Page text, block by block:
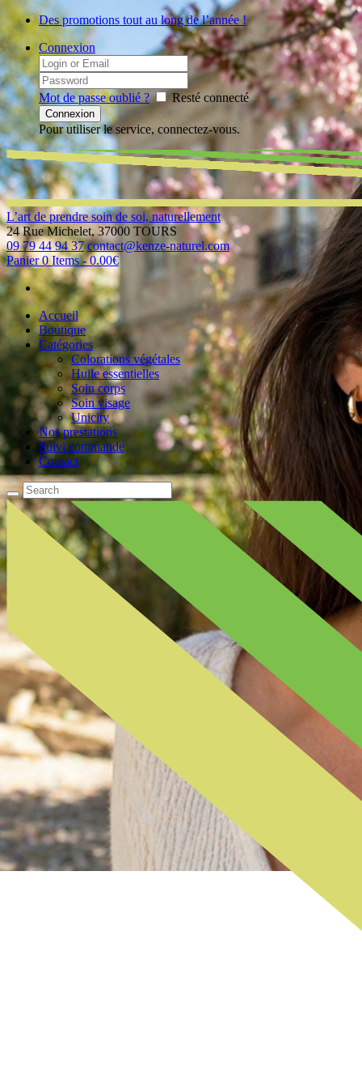
Des promotions tout au long de l’année !
Connexion
Mot de passe oublié ? Resté connecté
Pour utiliser le service, connectez-vous.
L’art de prendre soin de soi, naturellement
24 Rue Michelet, 37000 TOURS
09 79 44 94 37 contact@kenze-naturel.com
Panier 0 Items-0.00€
Accueil
Boutique
Catégories
Colorations végétales
Huile essentielles
Soin corps
Soin visage
Unicity
Nos prestations
Suivi commande
Contact